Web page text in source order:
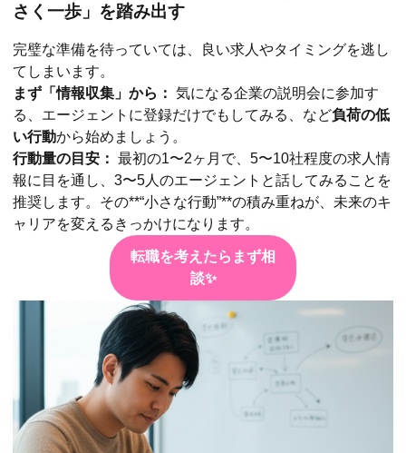
さく一歩」を踏み出す
完璧な準備を待っていては、良い求人やタイミングを逃し
てしまいます。
まず「情報収集」から： 気になる企業の説明会に参加す
る、エージェントに登録だけでもしてみる、など負荷の低
い行動から始めましょう。
行動量の目安： 最初の1〜2ヶ月で、5〜10社程度の求人情
報に目を通し、3〜5人のエージェントと話してみることを
推奨します。その**“小さな行動”**の積み重ねが、未来のキ
ャリアを変えるきっかけになります。
転職を考えたらまず相
談✨